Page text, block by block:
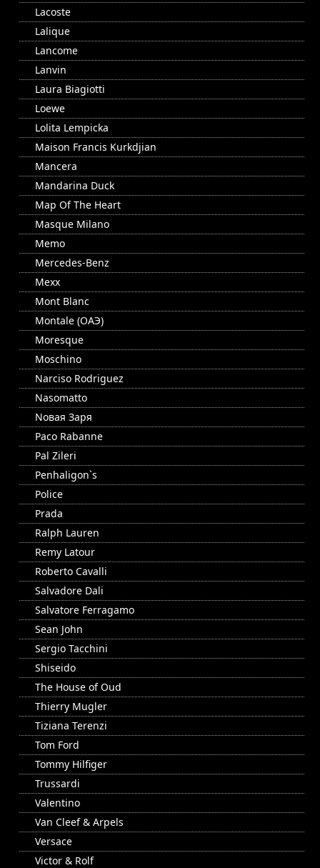
Lacoste
Lalique
Lancome
Lanvin
Laura Biagiotti
Loewe
Lolita Lempicka
Maison Francis Kurkdjian
Mancera
Mandarina Duck
Map Of The Heart
Masque Milano
Memo
Mercedes-Benz
Mexx
Mont Blanc
Montale (ОАЭ)
Moresque
Moschino
Narciso Rodriguez
Nasomatto
Nовая Заря
Paco Rabanne
Pal Zileri
Penhaligon`s
Police
Prada
Ralph Lauren
Remy Latour
Roberto Cavalli
Salvadore Dali
Salvatore Ferragamo
Sean John
Sergio Tacchini
Shiseido
The House of Oud
Thierry Mugler
Tiziana Terenzi
Tom Ford
Tommy Hilfiger
Trussardi
Valentino
Van Cleef & Arpels
Versace
Victor & Rolf